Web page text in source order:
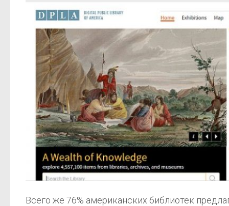
Всего же 76% американских библиотек